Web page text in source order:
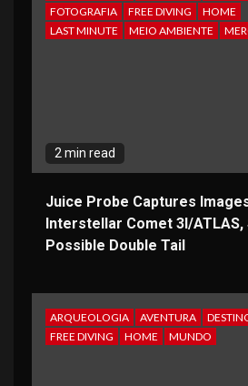
FOTOGRAFIA
FREE DIVING
HOME
LAST MINUTE
MEIO AMBIENTE
2 min read
Juice Probe Captures
Interstellar Comet 3I/
Possible Double Tail
ARQUEOLOGIA AVENTURA
FREE DIVING
HOME MUNDO